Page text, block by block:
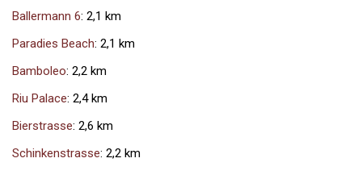
Ballermann 6: 2,1 km
Paradies Beach: 2,1 km
Bamboleo: 2,2 km
Riu Palace: 2,4 km
Bierstrasse: 2,6 km
Schinkenstrasse: 2,2 km